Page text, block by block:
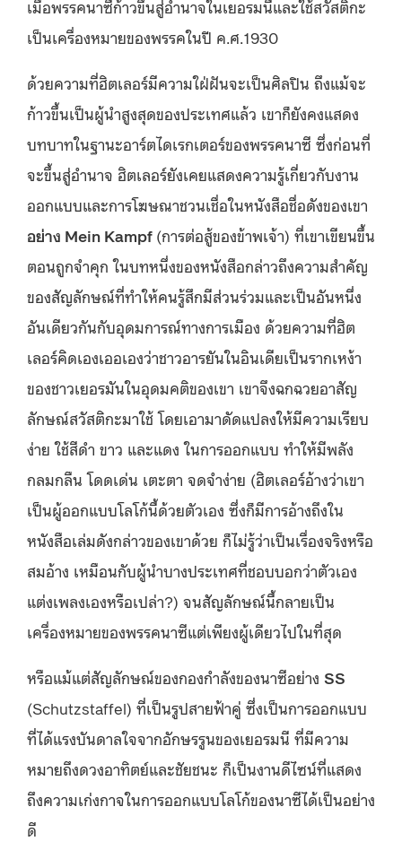
เมื่อพรรคนาซีก้าวขึ้นสู่อำนาจในเยอรมนีและใช้สวัสติกะ
เป็นเครื่องหมายของพรรคในปี ค.ศ.1930
ด้วยความที่ฮิตเลอร์มีความใฝ่ฝันจะเป็นศิลปิน ถึงแม้จะ
ก้าวขึ้นเป็นผู้นำสูงสุดของประเทศแล้ว เขาก็ยังคงแสดง
บทบาทในฐานะอาร์ตไดเรกเตอร์ของพรรคนาซี ซึ่งก่อนที่
จะขึ้นสู่อำนาจ ฮิตเลอร์ยังเคยแสดงความรู้เกี่ยวกับงาน
ออกแบบและการโฆษณาชวนเชื่อในหนังสือชื่อดังของเขา
อย่าง Mein Kampf (การต่อสู้ของข้าพเจ้า) ที่เขาเขียนขึ้น
ตอนถูกจำคุก ในบทหนึ่งของหนังสือกล่าวถึงความสำคัญ
ของสัญลักษณ์ที่ทำให้คนรู้สึกมีส่วนร่วมและเป็นอันหนึ่ง
อันเดียวกันกับอุดมการณ์ทางการเมือง ด้วยความที่ฮิต
เลอร์คิดเองเออเองว่าชาวอารยันในอินเดียเป็นรากเหง้า
ของชาวเยอรมันในอุดมคติของเขา เขาจึงฉกฉวยอาสัญ
ลักษณ์สวัสติกะมาใช้ โดยเอามาดัดแปลงให้มีความเรียบ
ง่าย ใช้สีดำ ขาว และแดง ในการออกแบบ ทำให้มีพลัง
กลมกลืน โดดเด่น เตะตา จดจำง่าย (ฮิตเลอร์อ้างว่าเขา
เป็นผู้ออกแบบโลโก้นี้ด้วยตัวเอง ซึ่งก็มีการอ้างถึงใน
หนังสือเล่มดังกล่าวของเขาด้วย ก็ไม่รู้ว่าเป็นเรื่องจริงหรือ
สมอ้าง เหมือนกับผู้นำบางประเทศที่ชอบบอกว่าตัวเอง
แต่งเพลงเองหรือเปล่า?) จนสัญลักษณ์นี้กลายเป็น
เครื่องหมายของพรรคนาซีแต่เพียงผู้เดียวไปในที่สุด
หรือแม้แต่สัญลักษณ์ของกองกำลังของนาซีอย่าง SS
(Schutzstaffel) ที่เป็นรูปสายฟ้าคู่ ซึ่งเป็นการออกแบบ
ที่ได้แรงบันดาลใจจากอักษรรูนของเยอรมนี ที่มีความ
หมายถึงดวงอาทิตย์และชัยชนะ ก็เป็นงานดีไซน์ที่แสดง
ถึงความเก่งกาจในการออกแบบโลโก้ของนาซีได้เป็นอย่าง
ดี